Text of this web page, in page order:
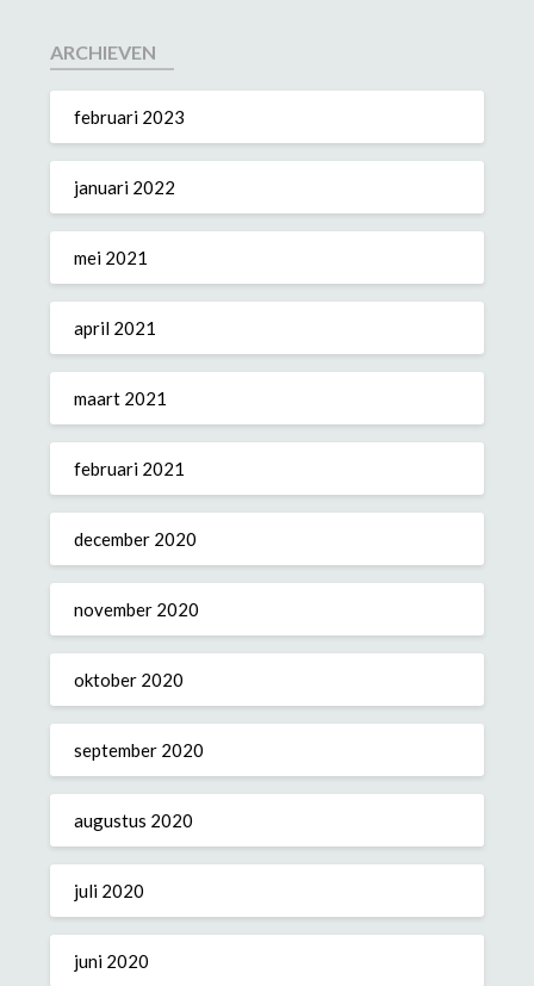
ARCHIEVEN
februari 2023
januari 2022
mei 2021
april 2021
maart 2021
februari 2021
december 2020
november 2020
oktober 2020
september 2020
augustus 2020
juli 2020
juni 2020